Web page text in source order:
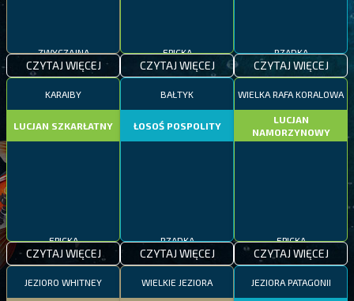
ZWYCZAJNA
CZYTAJ WIĘCEJ
EPICKA
CZYTAJ WIĘCEJ
RZADKA
CZYTAJ WIĘCEJ
KARAIBY
LUCJAN SZKARŁATNY
EPICKA
CZYTAJ WIĘCEJ
BAŁTYK
ŁOSOŚ POSPOLITY
RZADKA
CZYTAJ WIĘCEJ
WIELKA RAFA KORALOWA
LUCJAN
NAMORZYNOWY
EPICKA
CZYTAJ WIĘCEJ
JEZIORO WHITNEY WIELKIE JEZIORA JEZIORA PATAGONII